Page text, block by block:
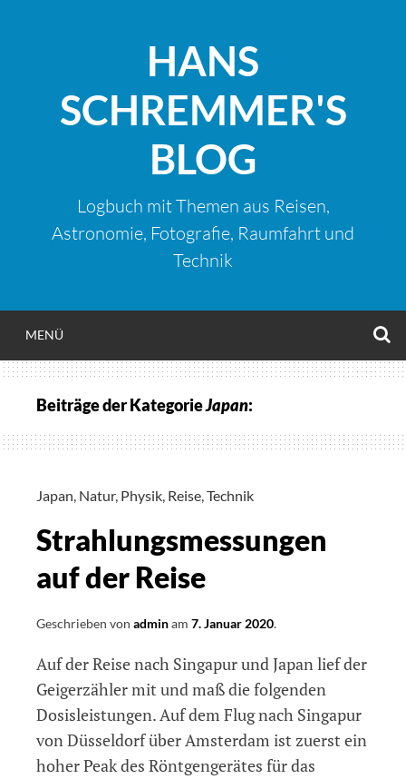
HANS
SCHREMMER'S
BLOG
Logbuch mit Themen aus Reisen,
Astronomie, Fotografie, Raumfahrt und
Technik
MENÜ
Beiträge der KategorieJapan:
Japan, Natur, Physik, Reise,Technik
Strahlungsmessungen
auf der Reise
Geschrieben von adminam 7. Januar 2020.
Auf der Reise nach Singapur und Japan lief der
Geigerzähler mit und maß die folgenden
Dosisleistungen. Auf dem Flug nach Singapur
von Düsseldorf über Amsterdam ist zuerst ein
hoher Peak des Röntgengerätes für das